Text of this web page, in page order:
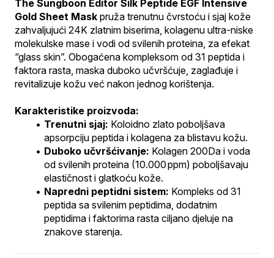
The Sungboon Editor Silk Peptide EGF Intensive
Gold Sheet Mask pruža trenutnu čvrstoću i sjaj kože
zahvaljujući 24K zlatnim biserima, kolagenu ultra-niske
molekulske mase i vodi od svilenih proteina, za efekat
“glass skin”. Obogaćena kompleksom od 31 peptida i
faktora rasta, maska duboko učvršćuje, zaglađuje i
revitalizuje kožu već nakon jednog korištenja.
Karakteristike proizvoda:
Trenutni sjaj: Koloidno zlato poboljšava
apsorpciju peptida i kolagena za blistavu kožu.
Duboko učvršćivanje: Kolagen 200Da i voda
od svilenih proteina (10.000 ppm) poboljšavaju
elastičnost i glatkoću kože.
Napredni peptidni sistem: Kompleks od 31
peptida sa svilenim peptidima, dodatnim
peptidima i faktorima rasta ciljano djeluje na
znakove starenja.